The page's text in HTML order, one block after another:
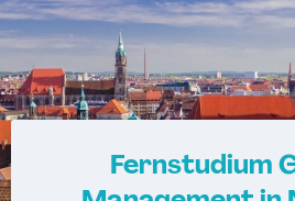
Fernstudium